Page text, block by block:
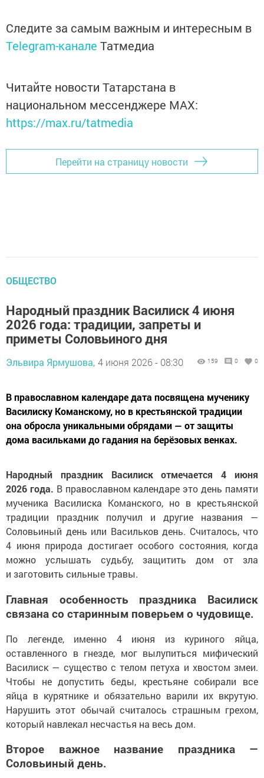
Следите за самым важным и интересным в
Telegram-канале Татмедиа
Читайте новости Татарстана в
национальном мессенджере MАХ:
https://max.ru/tatmedia
Перейти на страницу новости
ОБЩЕСТВО
Народный праздник Василиск 4 июня
2026 года: традиции, запреты и
приметы Соловьиного дня
Эльвира Ярмушова, 4 июня 2026 - 08:30 159 0 0
В православном календаре дата посвящена мученику
Василиску Команскому, но в крестьянской традиции
она обросла уникальными обрядами — от защиты
дома васильками до гадания на берёзовых венках.
Народный праздник Василиск отмечается 4 июня
2026 года. В православном календаре это день памяти
мученика Василиска Команского, но в крестьянской
традиции праздник получил и другие названия —
Соловьиный день или Васильков день. Считалось, что
4 июня природа достигает особого состояния, когда
можно услышать судьбу, защитить дом от зла
и заготовить сильные травы.
Главная особенность праздника Василиск
связана со старинным поверьем о чудовище.
По легенде, именно 4 июня из куриного яйца,
оставленного в гнезде, мог вылупиться мифический
Василиск — существо с телом петуха и хвостом змеи.
Чтобы не допустить беды, крестьяне собирали все
яйца в курятнике и обязательно варили их вкрутую.
Нарушить этот обычай считалось страшным грехом,
который навлекал несчастья на весь дом.
Второе важное название праздника —
Соловьиный день.